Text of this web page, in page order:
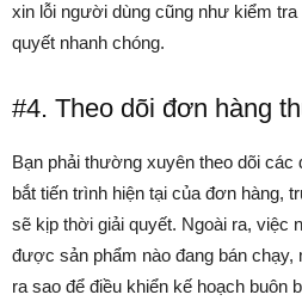
xin lỗi người dùng cũng như kiểm tra
quyết nhanh chóng.
#4. Theo dõi đơn hàng
Bạn phải thường xuyên theo dõi các
bắt tiến trình hiện tại của đơn hàng,
sẽ kịp thời giải quyết. Ngoài ra, việc
được sản phẩm nào đang bán
ra sao để điều khiển kế hoạch buôn